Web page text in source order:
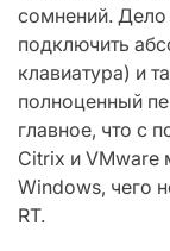
сомнений.
подключить
клавиатура) и
полноценный
главное, что с
Citrix и VMware
Windows, чего
RT.